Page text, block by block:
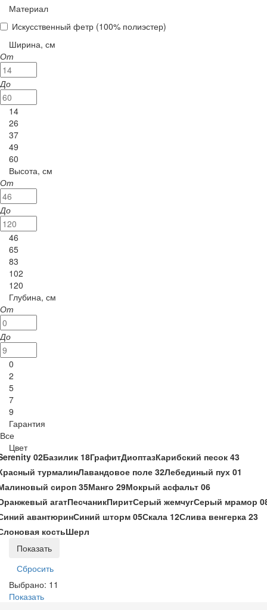
Материал
Искусственный фетр (100% полиэстер)
Ширина, см
От
До
14
26
37
49
60
Высота, см
От
До
46
65
83
102
120
Глубина, см
От
До
0
2
5
7
9
Гарантия
Все
Цвет
02Базилик 18ГрафитДиоптазКарибский песок 43
турмалинЛавандовое поле 32Лебединый пух 01
сироп 35Манго 29Мокрый асфальт 06
агатПесчаникПиритСерый жемчугСерый мрамор
авантюринСиний шторм 05Скала 12Слива венгерка 23
костьШерл
Выбрано: 11
Показать